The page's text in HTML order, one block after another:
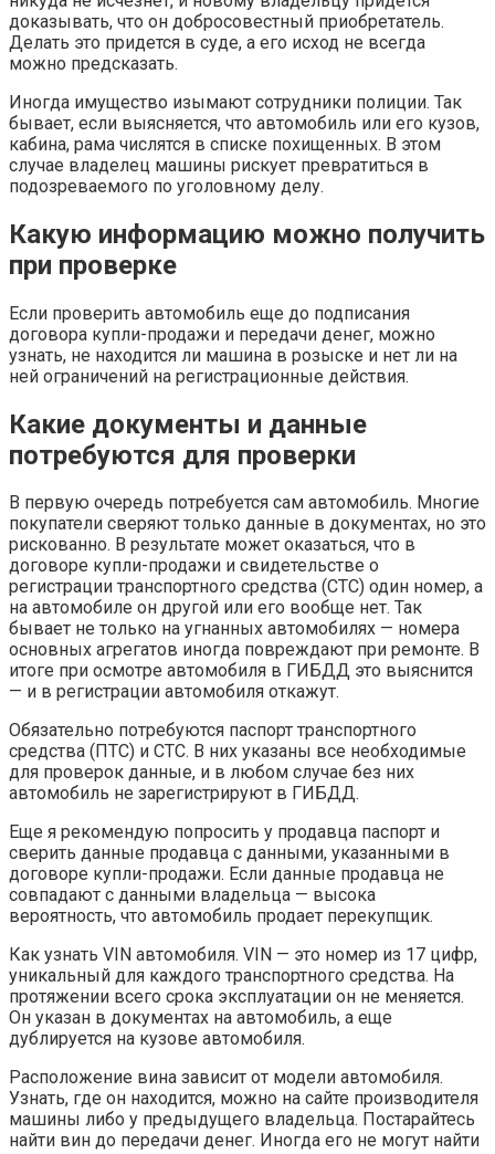
доказывать, что он добросовестный приобретатель.
Делать это придется в суде, а его исход не всегда
можно предсказать.
Иногда имущество изымают сотрудники полиции. Так
бывает, если выясняется, что автомобиль или его кузов,
кабина, рама числятся в списке похищенных. В этом
случае владелец машины рискует превратиться в
подозреваемого по уголовному делу.
Какую информацию можно получить
при проверке
Если проверить автомобиль еще до подписания
договора купли-продажи и передачи денег, можно
узнать, не находится ли машина в розыске и нет ли на
ней ограничений на регистрационные действия.
Какие документы и данные
потребуются для проверки
В первую очередь потребуется сам автомобиль. Многие
покупатели сверяют только данные в документах, но это
рискованно. В результате может оказаться, что в
договоре купли-продажи и свидетельстве о
регистрации транспортного средства (СТС) один номер, а
на автомобиле он другой или его вообще нет. Так
бывает не только на угнанных автомобилях — номера
основных агрегатов иногда повреждают при ремонте. В
итоге при осмотре автомобиля в ГИБДД это выяснится
— и в регистрации автомобиля откажут.
Обязательно потребуются паспорт транспортного
средства (ПТС) и СТС. В них указаны все необходимые
для проверок данные, и в любом случае без них
автомобиль не зарегистрируют в ГИБДД.
Еще я рекомендую попросить у продавца паспорт и
сверить данные продавца с данными, указанными в
договоре купли-продажи. Если данные продавца не
совпадают с данными владельца — высока
вероятность, что автомобиль продает перекупщик.
Как узнать VIN автомобиля. VIN — это номер из 17 цифр,
уникальный для каждого транспортного средства. На
протяжении всего срока эксплуатации он не меняется.
Он указан в документах на автомобиль, а еще
дублируется на кузове автомобиля.
Расположение вина зависит от модели автомобиля.
Узнать, где он находится, можно на сайте производителя
машины либо у предыдущего владельца. Постарайтесь
найти вин до передачи денег. Иногда его не могут найти